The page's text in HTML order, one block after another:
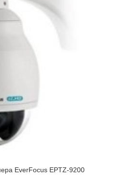
EverFocus EPTZ-9200